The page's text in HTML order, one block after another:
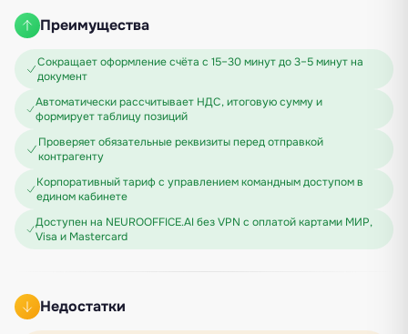
Преимущества
Сокращает оформление счёта с 15–30 минут до 3–5 минут на
документ
Автоматически рассчитывает НДС, итоговую сумму и
формирует таблицу позиций
Проверяет обязательные реквизиты перед отправкой
контрагенту
Корпоративный тариф с управлением командным доступом в
едином кабинете
Доступен на NEUROOFFICE.AI без VPN с оплатой картами МИР,
Visa и Mastercard
Недостатки